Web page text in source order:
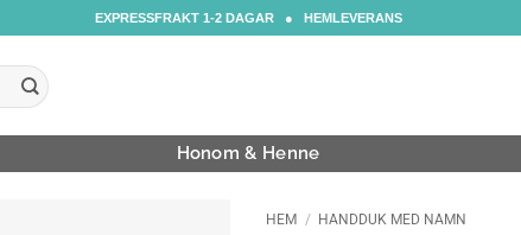
EXPRESSFRAKT 1-2 DAGAR ● HEMLEVERANS
Honom & Henne
HEM / HANDDUK MED NAMN